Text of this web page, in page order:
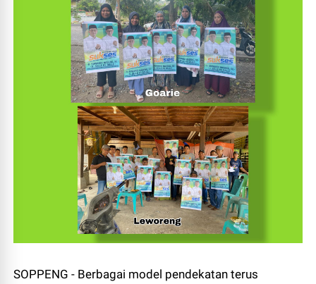
SOPPENG - Berbagai model pendekatan terus